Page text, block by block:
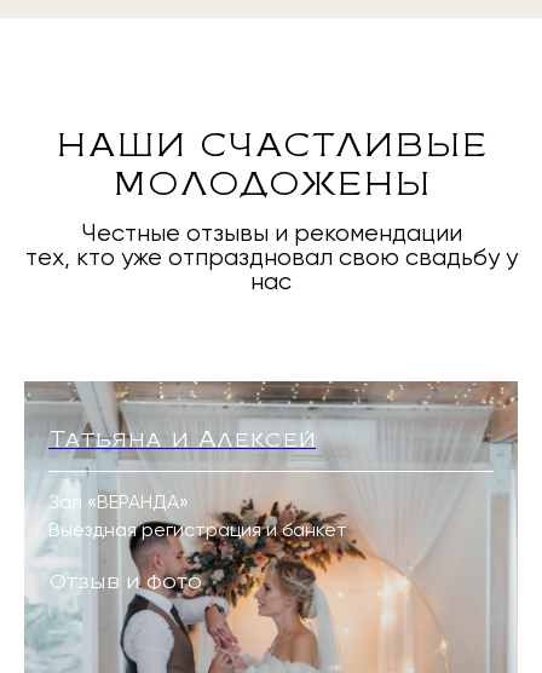
НАШИ СЧАСТЛИВЫЕ
МОЛОДОЖЕНЫ
Честные отзывы и рекомендации
тех, кто уже отпраздновал свою свадьбу у
нас
Татьяна и Алексей
Зал «ВЕРАНДА»
Выездная регистрация и банкет
Отзыв и фото